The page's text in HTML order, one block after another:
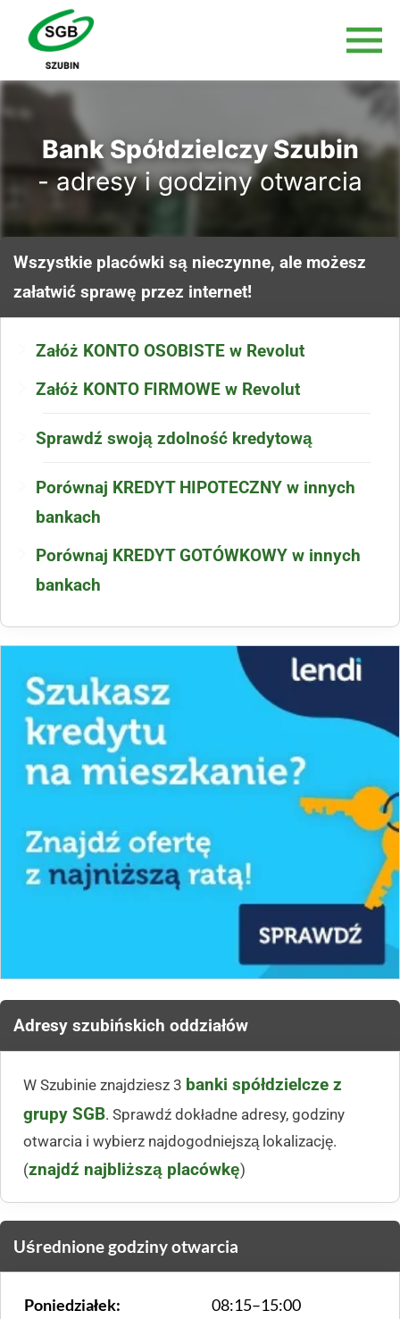
Bank Spółdzielczy Szubin
- adresy i godziny otwarcia
Wszystkie placówki są nieczynne, ale możesz
załatwić sprawę przez internet!
Załóż KONTO OSOBISTE w Revolut
Załóż KONTO FIRMOWE w Revolut
Sprawdź swoją zdolność kredytową
Porównaj KREDYT HIPOTECZNY w innych
bankach
Porównaj KREDYT GOTÓWKOWY w innych
bankach
Adresy szubińskich oddziałów
W Szubinie znajdziesz 3 banki spółdzielcze z
grupy SGB. Sprawdź dokładne adresy, godziny
otwarcia i wybierz najdogodniejszą lokalizację.
(znajdź najbliższą placówkę)
Uśrednione godziny otwarcia
Poniedziałek:
08:15–15:00